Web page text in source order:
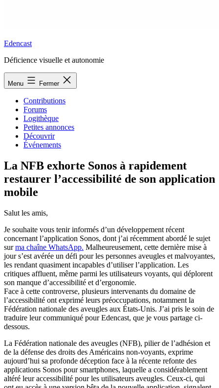
Edencast
Déficience visuelle et autonomie
Menu Fermer
Contributions
Forums
Logithèque
Petites annonces
Découvrir
Événements
La NFB exhorte Sonos à rapidement
restaurer l’accessibilité de son application
mobile
Salut les amis,
Je souhaite vous tenir informés d’un développement récent
concernant l’application Sonos, dont j’ai récemment abordé le sujet
surma chaîne WhatsApp. Malheureusement, cette dernière mise à
jour s’est avérée un défi pour les personnes aveugles et malvoyantes,
les rendant quasiment incapables d’utiliser l’application. Les
critiques affluent, même parmi les utilisateurs voyants, qui déplorent
son manque d’accessibilité et d’ergonomie.
Face à cette controverse, plusieurs intervenants du domaine de
l’accessibilité ont exprimé leurs préoccupations, notamment la
Fédération nationale des aveugles aux États-Unis. J’ai pris le soin de
traduire leur communiqué pour Edencast, que je vous partage ci-
dessous.
La Fédération nationale des aveugles (NFB), pilier de l’adhésion et
de la défense des droits des Américains non-voyants, exprime
aujourd’hui sa profonde déception face à la récente refonte des
applications Sonos pour smartphones, laquelle a considérablement
altéré leur accessibilité pour les utilisateurs aveugles. Ceux-ci, qui